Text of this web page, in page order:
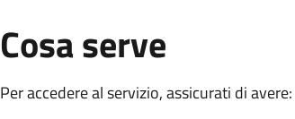
Cosa serve
Per accedere al servizio, assicurati di avere: